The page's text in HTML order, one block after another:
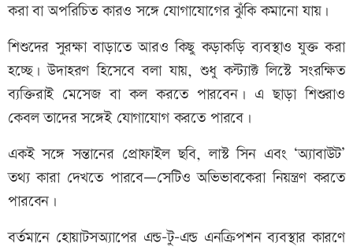
করা বা অপরিচিত কারও সঙ্গে যোগাযোগের ঝুঁকি কমানো যায়।
শিশুদের সুরক্ষা বাড়াতে আরও কিছু কড়াকড়ি ব্যবস্থাও যুক্ত করা
হচ্ছে। উদাহরণ হিসেবে বলা যায়, শুধু কন্ট্যাক্ট লিস্টে সংরক্ষিত
ব্যক্তিরাই মেসেজ বা কল করতে পারবেন। এ ছাড়া শিশুরাও
কেবল তাদের সঙ্গেই যোগাযোগ করতে পারবে।
একই সঙ্গে সন্তানের প্রোফাইল ছবি, লাস্ট সিন এবং ‘অ্যাবাউট’
তথ্য কারা দেখতে পারবে—সেটিও অভিভাবকেরা নিয়ন্ত্রণ করতে
পারবেন।
বর্তমানে হোয়াটসঅ্যাপের এন্ড-টু-এন্ড এনক্রিপশন ব্যবস্থার কারণে